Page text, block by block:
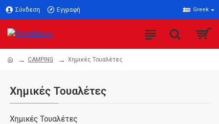
Σύνδεση Εγγραφή Greek
CAMPING Χημικές Τουαλέτες
Χημικές Τουαλέτες
Χημικές Τουαλέτες